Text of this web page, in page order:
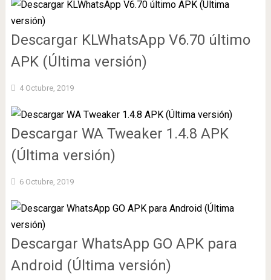
Descargar KLWhatsApp V6.70 último
APK (Última versión)
4 Octubre, 2019
Descargar WA Tweaker 1.4.8 APK
(Última versión)
6 Octubre, 2019
Descargar WhatsApp GO APK para
Android (Última versión)